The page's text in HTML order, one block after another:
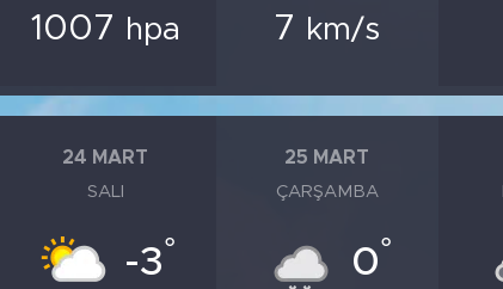
1007 hpa 7 km/s
24 MART
SALI
-3°
25 MART
ÇARŞAMBA
0°